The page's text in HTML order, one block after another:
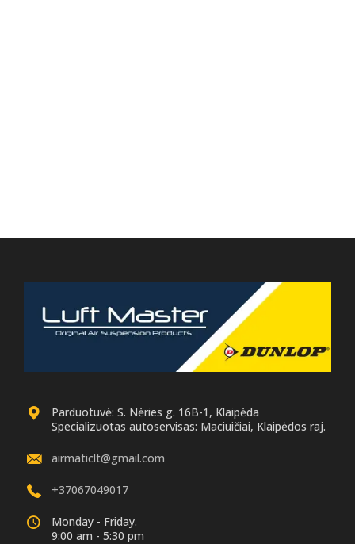
Parduotuvė: S. Nėries g. 16B-1, Klaipėda
Specializuotas autoservisas: Maciuičiai, Klaipėdos raj.
airmaticlt@gmail.com
+37067049017
Monday - Friday.
9:00 am - 5:30 pm